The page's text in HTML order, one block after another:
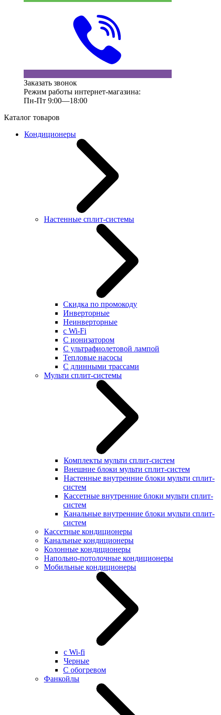
Заказать звонок
Режим работы интернет-магазина:
Пн-Пт 9:00—18:00
Каталог товаров
Кондиционеры
Настенные сплит-системы
Скидка по промокоду
Инверторные
Неинверторные
с Wi-Fi
С ионизатором
С ультрафиолетовой лампой
Тепловые насосы
С длинными трассами
Мульти сплит-системы
Комплекты мульти сплит-систем
Внешние блоки мульти сплит-систем
Настенные внутренние блоки мульти сплит-
систем
Кассетные внутренние блоки мульти сплит-
систем
Канальные внутренние блоки мульти сплит-
систем
Кассетные кондиционеры
Канальные кондиционеры
Колонные кондиционеры
Напольно-потолочные кондиционеры
Мобильные кондиционеры
с Wi-fi
Черные
С обогревом
Фанкойлы